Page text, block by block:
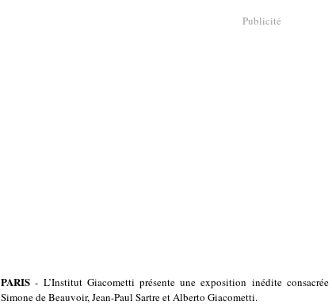
Publicité
PARIS- L’Institut Giacometti présente une exposition inédite
Simone de Beauvoir, Jean-Paul Sartre et Alberto Giacometti.